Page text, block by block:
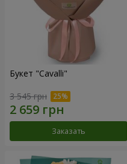
Букет "Cаvalli"
3 545 грн
Заказать